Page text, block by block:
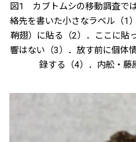
図1 カブトムシの移動調査で
絡先を書いた小さなラベル（1
鞘翅）に貼る（2）．ここに貼
響はない（3）．放す前に個体
録する（4）．内舩・藤